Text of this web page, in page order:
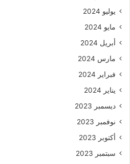
يوليو 2024
مايو 2024
أبريل 2024
مارس 2024
فبراير 2024
يناير 2024
ديسمبر 2023
نوفمبر 2023
أكتوبر 2023
سبتمبر 2023